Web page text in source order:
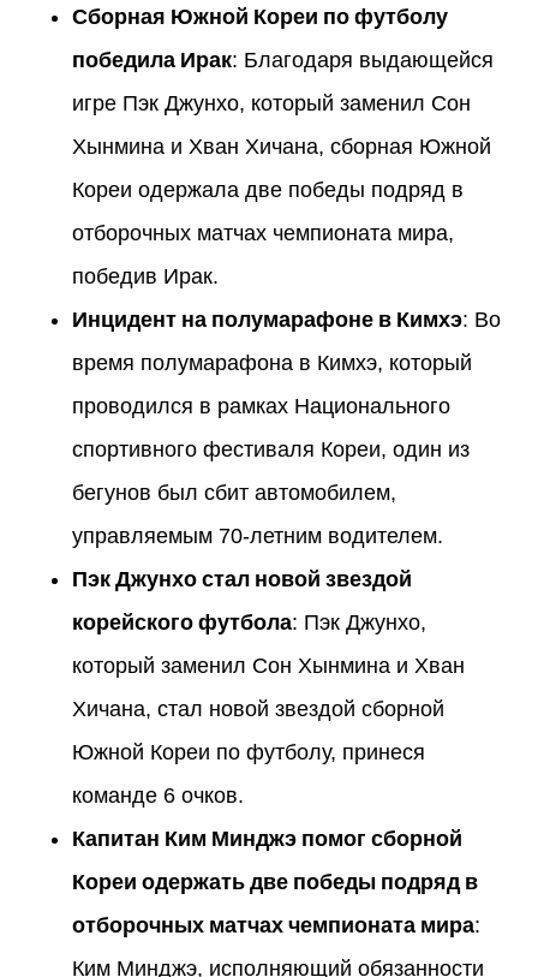
Сборная Южной Кореи по футболу
победила Ирак: Благодаря выдающейся
игре Пэк Джунхо, который заменил Сон
Хынмина и Хван Хичана, сборная Южной
Кореи одержала две победы подряд в
отборочных матчах чемпионата мира,
победив Ирак.
Инцидент на полумарафоне в Кимхэ: Во
время полумарафона в Кимхэ, который
проводился в рамках Национального
спортивного фестиваля Кореи, один из
бегунов был сбит автомобилем,
управляемым 70-летним водителем.
Пэк Джунхо стал новой звездой
корейского футбола: Пэк Джунхо,
который заменил Сон Хынмина и Хван
Хичана, стал новой звездой сборной
Южной Кореи по футболу, принеся
команде 6 очков.
Капитан Ким Минджэ помог сборной
Кореи одержать две победы подряд в
отборочных матчах чемпионата мира:
Ким Минджэ, исполняющий обязанности